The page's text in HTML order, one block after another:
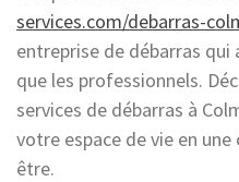
services.com/debarras-
entreprise de débarras
que les professionnels.
services de débarras à
votre espace de vie en
être.